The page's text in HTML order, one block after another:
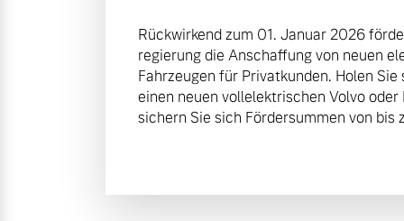
Rückwirkend zum 01. Januar 2026
regierung die Anschaffung von neuen
Fahrzeugen für Privatkunden. Holen
einen neuen vollelektrischen Volvo
sichern Sie sich Fördersummen von bis